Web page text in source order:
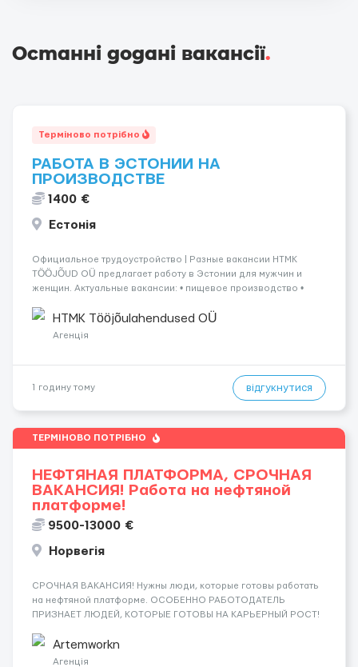
Останні додані вакансії.
Терміново потрібно
РАБОТА В ЭСТОНИИ НА
ПРОИЗВОДСТВЕ
1400 €
Естонія
Официальное трудоустройство | Разные вакансии HTMK
TÖÖJÕUD OÜ предлагает работу в Эстонии для мужчин и
женщин. Актуальные вакансии: • пищевое производство •
склады и логистика • п...
HTMK Tööjõulahendused OÜ
Агенція
1 годину тому відгукнутися
ТЕРМІНОВО ПОТРІБНО
НЕФТЯНАЯ ПЛАТФОРМА, СРОЧНАЯ
ВАКАНСИЯ! Работа на нефтяной
платформе!
9500-13000 €
Норвегія
СРОЧНАЯ ВАКАНСИЯ! Нужны люди, которые готовы работать
на нефтяной платформе. ОСОБЕННО РАБОТОДАТЕЛЬ
ПРИЗНАЕТ ЛЮДЕЙ, КОТОРЫЕ ГОТОВЫ НА КАРЬЕРНЫЙ РОСТ!
сварщика, Помощник механика ( стыковка метала, зачистка
метала, подготовка рабочего места и т....
Artemworkn
Агенція